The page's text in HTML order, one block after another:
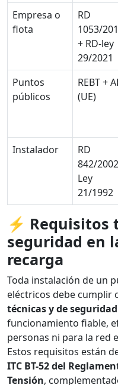
Empresa o
flota
RD
1053/
+ RD-ley
29/2021
Puntos
públicos
REBT +
(UE)
Instalador
RD
842/
Ley
21/1992
⚡ Requisitos
seguridad en
recarga
Toda instalación de un
eléctricos debe cumplir
técnicas y de seguridad
funcionamiento fiable,
personas ni para la red
Estos requisitos están
ITC BT-52 del
Tensión,